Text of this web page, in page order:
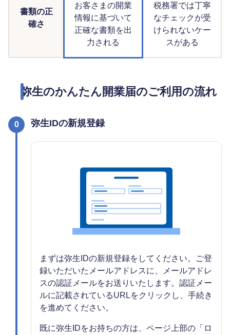
書類の正
確さ
お客さまの開業
情報に基づいて
正確な書類を出
力される
税務署では丁寧
なチェックが受
けられないケー
スがある
弥生のかんたん開業届のご利用の流れ
0 弥生IDの新規登録
まずは弥生IDの新規登録をしてください。ご登
録いただいたメールアドレスに、メールアドレ
スの認証メールをお送りいたします。認証メー
ルに記載されているURLをクリックし、手続き
を進めてください。
既に弥生IDをお持ちの方は、ページ上部の「ロ